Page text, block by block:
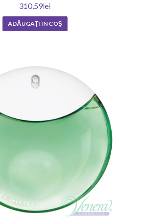
310,59lei
ADĂUGAȚI ÎN COŞ